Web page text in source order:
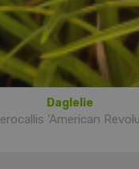
Daglelie
'American